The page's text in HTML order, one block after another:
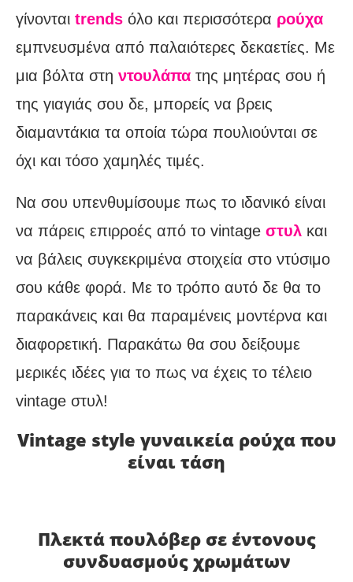
γίνονται trends όλο και περισσότερα ρούχα
εμπνευσμένα από παλαιότερες δεκαετίες. Με
μια βόλτα στη ντουλάπα της μητέρας σου ή
της γιαγιάς σου δε, μπορείς να βρεις
διαμαντάκια τα οποία τώρα πουλιούνται σε
όχι και τόσο χαμηλές τιμές.
Να σου υπενθυμίσουμε πως το ιδανικό είναι
να πάρεις επιρροές από το vintage στυλ και
να βάλεις συγκεκριμένα στοιχεία στο ντύσιμο
σου κάθε φορά. Με το τρόπο αυτό δε θα το
παρακάνεις και θα παραμένεις μοντέρνα και
διαφορετική. Παρακάτω θα σου δείξουμε
μερικές ιδέες για το πως να έχεις το τέλειο
vintage στυλ!
Vintage style γυναικεία ρούχα που
είναι τάση
Πλεκτά πουλόβερ σε έντονους
συνδυασμούς χρωμάτων